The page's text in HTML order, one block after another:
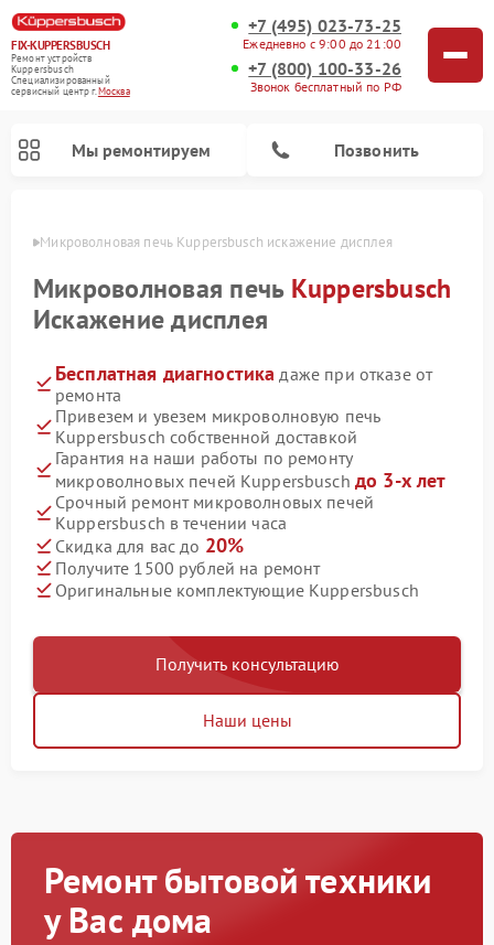
FIX-KUPPERSBUSCH
Ремонт устройств
Kuppersbusch
Специализированный
cервисный центр г.Москва
+7 (495) 023-73-25
Ежедневно с 9:00 до 21:00
+7 (800) 100-33-26
Звонок бесплатный по РФ
Мы ремонтируем Позвонить
Микроволновая печь Kuppersbusch искажение дисплея
Микроволновая печь Kuppersbusch
Искажение дисплея
Бесплатная диагностика даже при отказе от
ремонта
Привезем и увезем микроволновую печь
Kuppersbusch собственной доставкой
Гарантия на наши работы по ремонту
микроволновых печей Kuppersbusch до 3-х лет
Срочный ремонт микроволновых печей
Kuppersbusch в течении часа
Скидка для вас до 20%
Получите 1500 рублей на ремонт
Оригинальные комплектующие Kuppersbusch
Получить консультацию
Наши цены
Ремонт бытовой техники
у Вас дома